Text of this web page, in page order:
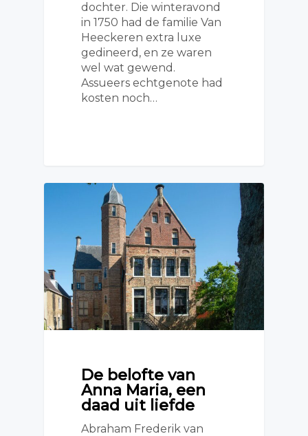
dochter. Die winteravond
in 1750 had de familie Van
Heeckeren extra luxe
gedineerd, en ze waren
wel wat gewend.
Assueers echtgenote had
kosten noch…
De belofte van
Anna Maria, een
daad uit liefde
Abraham Frederik van